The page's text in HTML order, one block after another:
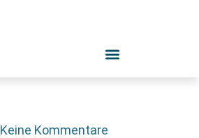
Keine Kommentare